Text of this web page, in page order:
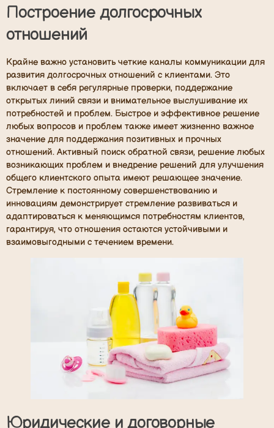
Построение долгосрочных
отношений
Крайне важно установить четкие каналы коммуникации для
развития долгосрочных отношений с клиентами. Это
включает в себя регулярные проверки, поддержание
открытых линий связи и внимательное выслушивание их
потребностей и проблем. Быстрое и эффективное решение
любых вопросов и проблем также имеет жизненно важное
значение для поддержания позитивных и прочных
отношений. Активный поиск обратной связи, решение любых
возникающих проблем и внедрение решений для улучшения
общего клиентского опыта имеют решающее значение.
Стремление к постоянному совершенствованию и
инновациям демонстрирует стремление развиваться и
адаптироваться к меняющимся потребностям клиентов,
гарантируя, что отношения остаются устойчивыми и
взаимовыгодными с течением времени.
Юридические и договорные